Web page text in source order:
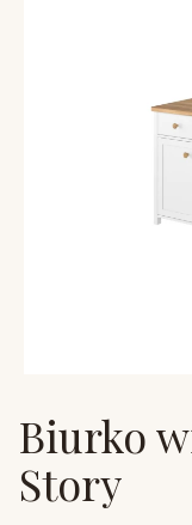
Biurko
Story